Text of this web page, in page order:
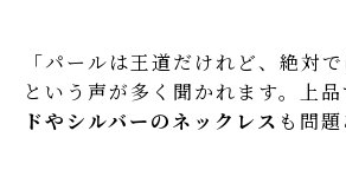
「パールは王道だけれど、絶対で
という声が多く聞かれます。上
ドやシルバーのネックレス も問